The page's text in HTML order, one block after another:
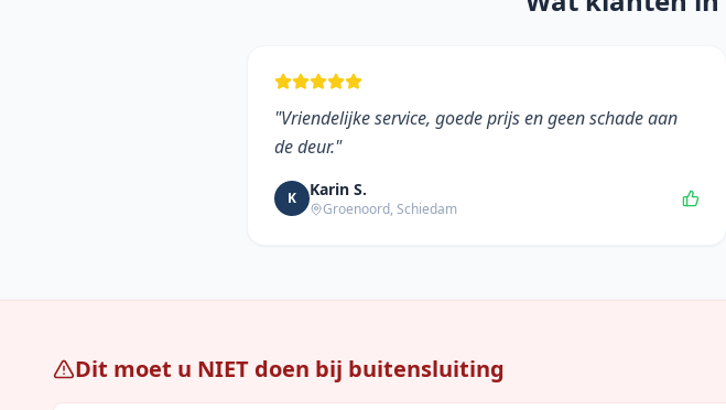
"Vriendelijke service, goede prijs en geen schade aan
de deur."
K Karin S.
Groenoord, Schiedam
Dit moet u NIET doen bij buitensluiting